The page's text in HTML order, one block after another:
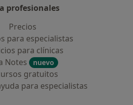
profesionales
Precios
para especialistas
para clínicas
Notes
nuevo
gratuitos
para especialistas